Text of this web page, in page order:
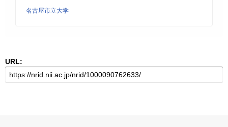
名古屋市立大学
URL: